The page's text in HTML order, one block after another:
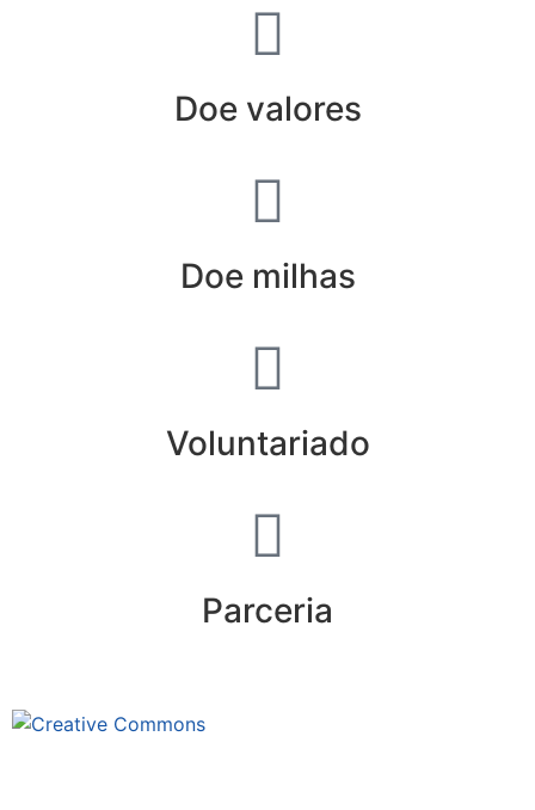
Doe valores
Doe milhas
Voluntariado
Parceria